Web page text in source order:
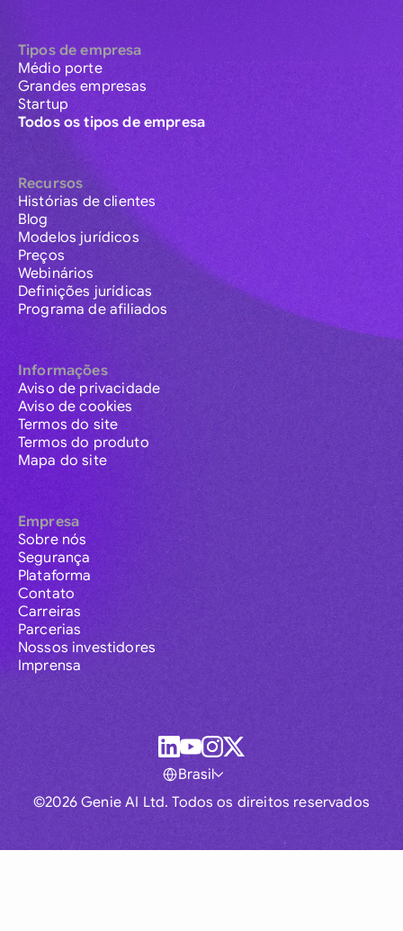
Tipos de empresa
Médio porte
Grandes empresas
Startup
Todos os tipos de empresa
Recursos
Histórias de clientes
Blog
Modelos jurídicos
Preços
Webinários
Definições jurídicas
Programa de afiliados
Informações
Aviso de privacidade
Aviso de cookies
Termos do site
Termos do produto
Mapa do site
Empresa
Sobre nós
Segurança
Plataforma
Contato
Carreiras
Parcerias
Nossos investidores
Imprensa
©2026 Genie AI Ltd. Todos os direitos reservados
Brasil
Global